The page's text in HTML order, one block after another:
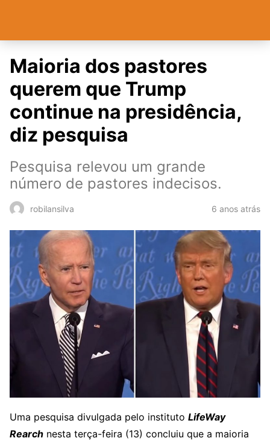
Maioria dos pastores
querem que Trump
continue na presidência,
diz pesquisa
Pesquisa relevou um grande
número de pastores indecisos.
robilansilva 6 anos atrás
Uma pesquisa divulgada pelo instituto LifeWay
Rearch nesta terça-feira (13) concluiu que a maioria